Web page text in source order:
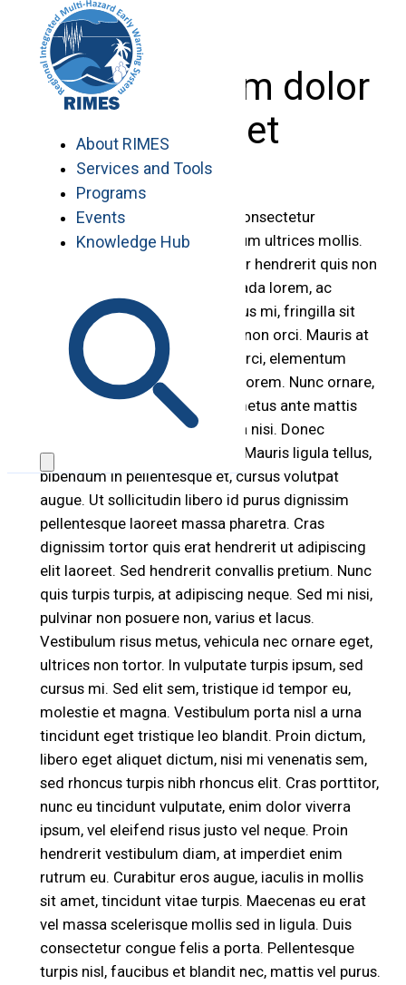
content
About RIMES
Services and Tools
Programs
Events
Knowledge Hub
Lorem ipsum dolor
sit amet
Lorem ipsum dolor sit amet, consectetur
adipiscing elit. Donec vestibulum ultrices mollis.
Sed id purus mattis leo pulvinar hendrerit quis non
turpis. Donec eleifend malesuada lorem, ac
sagittis dui tempus id. Duis risus mi, fringilla sit
amet elementum in, vulputate non orci. Mauris at
pharetra elit. Curabitur libero orci, elementum
iaculis congue nec, placerat a lorem. Nunc ornare,
leo id condimentum dictum, metus ante mattis
felis, a venenatis urna magna a nisi. Donec
hendrerit malesuada egestas. Mauris ligula tellus,
bibendum in pellentesque et, cursus volutpat
augue. Ut sollicitudin libero id purus dignissim
pellentesque laoreet massa pharetra. Cras
dignissim tortor quis erat hendrerit ut adipiscing
elit laoreet. Sed hendrerit convallis pretium. Nunc
quis turpis turpis, at adipiscing neque. Sed mi nisi,
pulvinar non posuere non, varius et lacus.
Vestibulum risus metus, vehicula nec ornare eget,
ultrices non tortor. In vulputate turpis ipsum, sed
cursus mi. Sed elit sem, tristique id tempor eu,
molestie et magna. Vestibulum porta nisl a urna
tincidunt eget tristique leo blandit. Proin dictum,
libero eget aliquet dictum, nisi mi venenatis sem,
sed rhoncus turpis nibh rhoncus elit. Cras porttitor,
nunc eu tincidunt vulputate, enim dolor viverra
ipsum, vel eleifend risus justo vel neque. Proin
hendrerit vestibulum diam, at imperdiet enim
rutrum eu. Curabitur eros augue, iaculis in mollis
sit amet, tincidunt vitae turpis. Maecenas eu erat
vel massa scelerisque mollis sed in ligula. Duis
consectetur congue felis a porta. Pellentesque
turpis nisl, faucibus et blandit nec, mattis vel purus.